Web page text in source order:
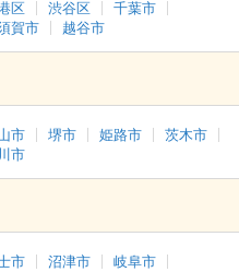
区 渋谷区
千葉市
賀市 越谷市
市 堺市 姫路市
茨木市
市
市 沼津市
岐阜市